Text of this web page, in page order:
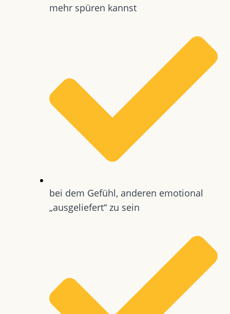
mehr spüren kannst
bei dem Gefühl, anderen emotional
„ausgeliefert“ zu sein